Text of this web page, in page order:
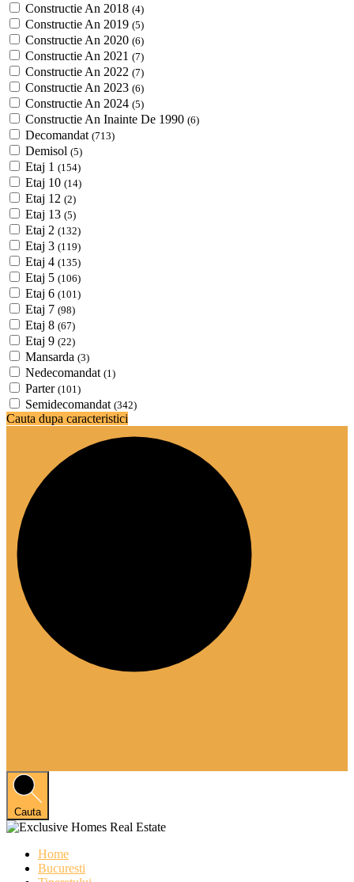
Constructie An 2018 (4)
Constructie An 2019 (5)
Constructie An 2020 (6)
Constructie An 2021 (7)
Constructie An 2022 (7)
Constructie An 2023 (6)
Constructie An 2024 (5)
Constructie An Inainte De 1990 (6)
Decomandat (713)
Demisol (5)
Etaj 1 (154)
Etaj 10 (14)
Etaj 12 (2)
Etaj 13 (5)
Etaj 2 (132)
Etaj 3 (119)
Etaj 4 (135)
Etaj 5 (106)
Etaj 6 (101)
Etaj 7 (98)
Etaj 8 (67)
Etaj 9 (22)
Mansarda (3)
Nedecomandat (1)
Parter (101)
Semidecomandat (342)
Cauta dupa caracteristici
Cauta
Home
Bucuresti